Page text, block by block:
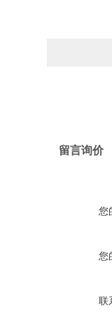
留言询价
您
您
联